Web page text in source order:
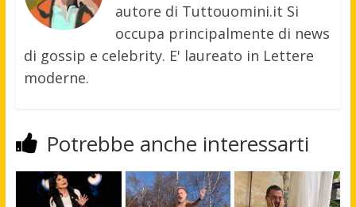
autore di Tuttouomini.it Si
occupa principalmente di news
di gossip e celebrity. E' laureato in Lettere
moderne.
Potrebbe anche interessarti